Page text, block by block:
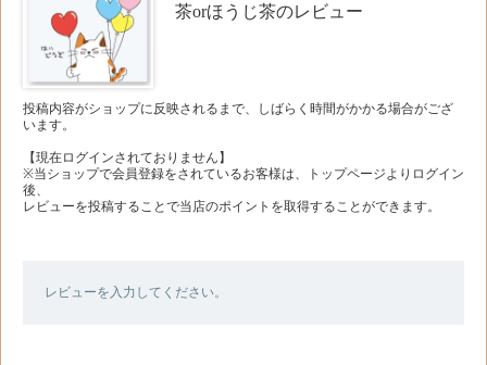
茶orほうじ茶のレビュー
投稿内容がショップに反映されるまで、しばらく時間がかかる場合がござ
います。
【現在ログインされておりません】
※当ショップで会員登録をされているお客様は、トップページよりログイン
後、
レビューを投稿することで当店のポイントを取得することができます。
レビューを入力してください。